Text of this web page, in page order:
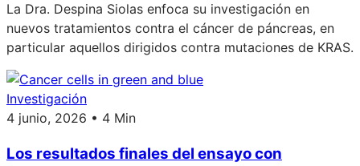
La Dra. Despina Siolas enfoca su investigación en
nuevos tratamientos contra el cáncer de páncreas, en
particular aquellos dirigidos contra mutaciones de KRAS.
Investigación
4 junio, 2026 • 4 Min
Los resultados finales del ensayo con